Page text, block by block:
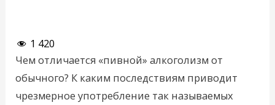
1 420
Чем отличается «пивной» алкоголизм от
обычного? К каким последствиям приводит
чрезмерное употребление так называемых